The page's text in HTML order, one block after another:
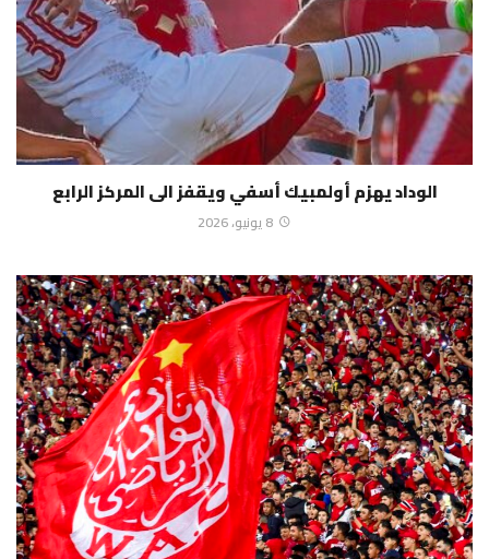
الوداد يهزم أولمبيك أسفي ويقفز الى المركز الرابع
8 يونيو، 2026